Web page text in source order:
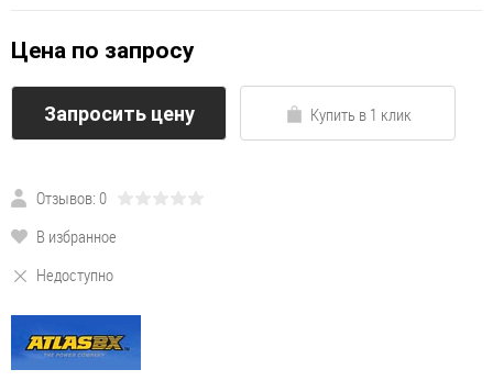
Цена по запросу
Запросить цену Купить в 1 клик
Отзывов: 0
В избранное
Недоступно